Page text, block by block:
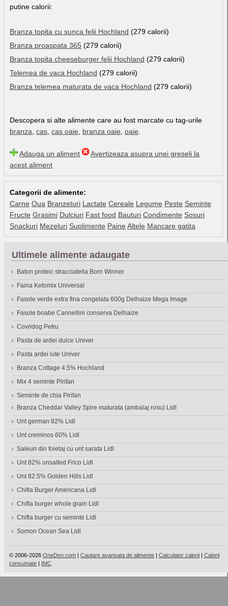
putine calorii:
Branza topita cu sunca felii Hochland (279 calorii)
Branza proaspata 365 (279 calorii)
Branza topita cheeseburger felii Hochland (279 calorii)
Telemea de vaca Hochland (279 calorii)
Branza telemea maturata de vaca Hochland (279 calorii)
Descopera si alte alimente care au fost marcate cu tag-urile
branza cas cas oaie branza oaie oaie
Adauga un aliment
Avertizeaza asupra unei greseli la
acest aliment
Categorii de alimente:
Carne Oua Branzeturi Lactate Cereale Legume Peste Seminte
Fructe Grasimi Dulciuri Fast food Bauturi Condimente Sosuri
Snackuri Mezeluri Suplimente Paine Altele Mancare gatita
Ultimele alimente adaugate
Baton proteic stracciatella Born Winner
Faina Ketomix Universal
Fasole verde extra fina congelata 600g Delhaize Mega Image
Fasole boabe Cannellini conserva Delhaize
Covridog Petru
Pasta de ardei dulce Univer
Pasta ardei iute Univer
Branza Cottage 4.5% Hochland
Mix 4 seminte Pirifan
Seminte de chia Pirifan
Branza Cheddar Valley Spire maturata (ambalaj rosu) Lidl
Unt german 82% Lidl
Unt creminos 60% Lidl
Saleuri din foietaj cu unt sarata Lidl
Unt 82% unsalted Frico Lidl
Unt 82.5% Golden Hills Lidl
Chifla Burger Americana Lidl
Chifla burger whole grain Lidl
Chifla burger cu seminte Lidl
Somon Ocean Sea Lidl
© 2006-2026 OneDen.com | Cautare avansata de alimente | Calculator calorii | Calorii
consumate | IMC